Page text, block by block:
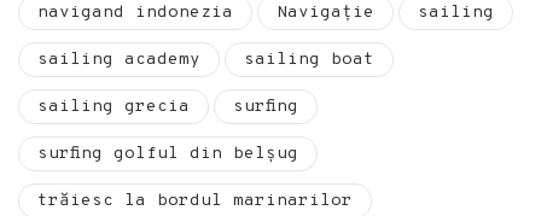
navigand indonezia Navigație sailing
sailing academy sailing boat
sailing grecia surfing
surfing golful din belșug
trăiesc la bordul marinarilor